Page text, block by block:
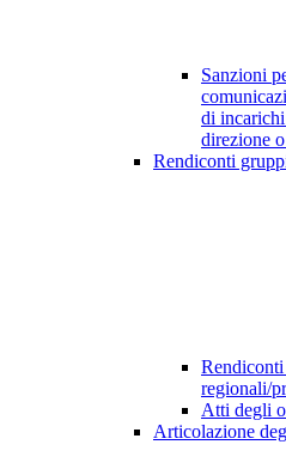
Sanzioni
di
direzione
Rendiconti
regionali/
Atti degli
Articolazione